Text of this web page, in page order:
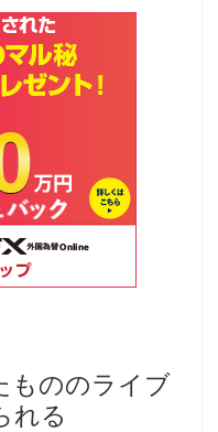
もののライブ
れる